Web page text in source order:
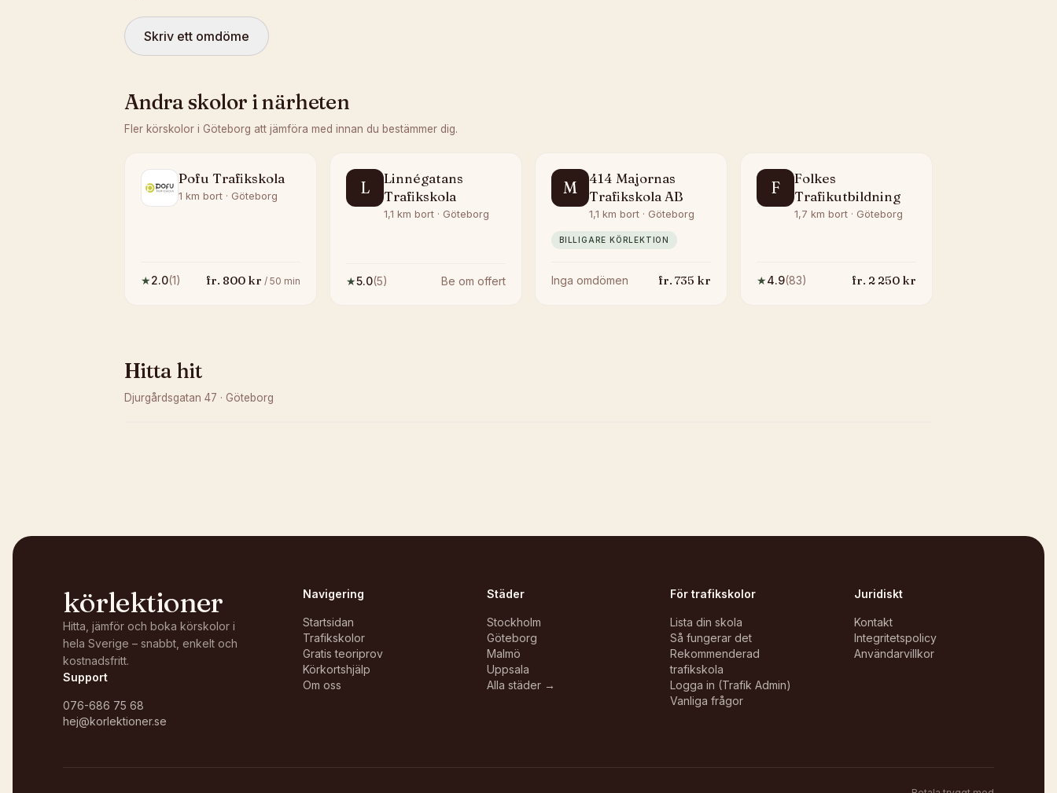
Skriv ett omdöme
Andra skolor i närheten
Fler körskolor i Göteborg att jämföra med innan du bestämmer dig.
Pofu Trafikskola
1 km bort · Göteborg
★2.0(1) fr. 800 kr / 50 min
L
Linnégatans
Trafikskola
1,1 km bort · Göteborg
★5.0(5) Be om offert
M
414 Majornas
Trafikskola AB
1,1 km bort · Göteborg
BILLIGARE KÖRLEKTION
Inga omdömen fr. 735 kr
F
Folkes
Trafikutbildning
1,7 km bort · Göteborg
★4.9(83) fr. 2 250 kr
Hitta hit
Djurgårdsgatan 47 · Göteborg
körlektioner
Hitta, jämför och boka körskolor i
hela Sverige – snabbt, enkelt och
kostnadsfritt.
Support
076-686 75 68
hej@korlektioner.se
Navigering
Startsidan
Trafikskolor
Gratis teoriprov
Körkortshjälp
Om oss
Städer
Stockholm
Göteborg
Malmö
Uppsala
Alla städer →
För trafikskolor
Lista din skola
Så fungerar det
Rekommenderad
trafikskola
Logga in (Trafik Admin)
Vanliga frågor
Juridiskt
Kontakt
Integritetspolicy
Användarvillkor